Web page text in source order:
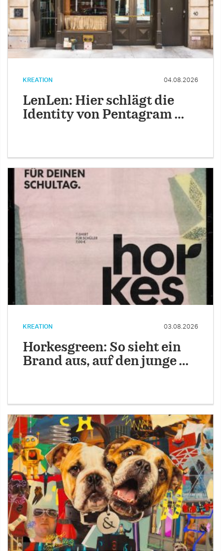
KREATION 04.08.2026
LenLen: Hier schlägt die
Identity von Pentagram …
KREATION 03.08.2026
Horkesgreen: So sieht ein
Brand aus, auf den junge …